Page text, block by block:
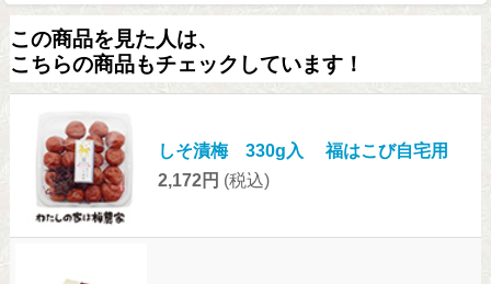
この商品を見た人は、
こちらの商品もチェックしています！
しそ漬梅 330g入 福はこび自宅用
2,172円 (税込)